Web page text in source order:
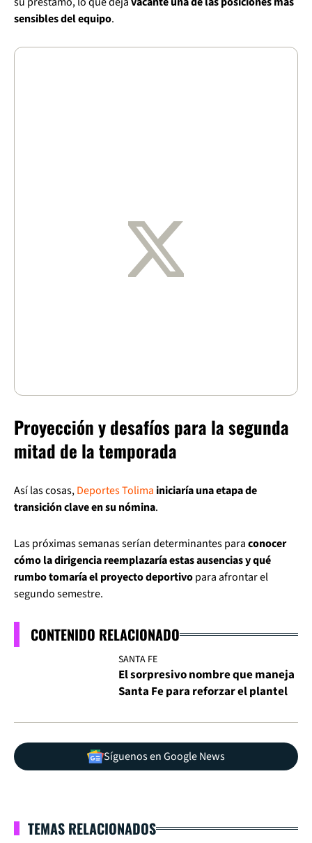
sensibles del equipo.
Proyección y desafíos para la segunda
mitad de la temporada
Así las cosas,Deportes Tolima iniciaría una etapa de
transición clave en su nómina.
Las próximas semanas serían determinantes paraconocer
cómo la dirigencia reemplazaría estas ausencias y qué
rumbo tomaría el proyecto deportivopara afrontar el
segundo semestre.
CONTENIDO RELACIONADO
SANTA FE
El sorpresivo nombre que maneja
Santa Fe para reforzar el plantel
Síguenos en Google News
TEMAS RELACIONADOS